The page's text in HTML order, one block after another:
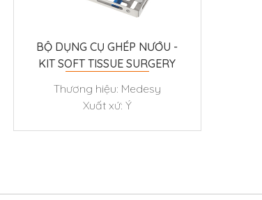
BỘ DỤNG CỤ GHÉP NƯỚU -
KIT SOFT TISSUE SURGERY
Thương hiệu: Medesy
Xuất xứ: Ý